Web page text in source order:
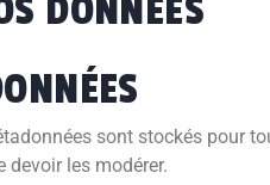
DONNÉES
sont stockés pour
les modérer.